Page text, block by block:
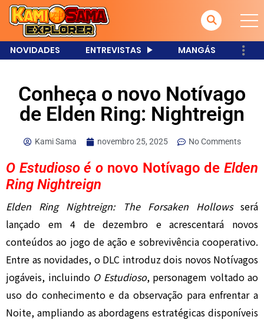
NOVIDADES ENTREVISTAS MANGÁS
Conheça o novo Notívago
de Elden Ring: Nightreign
Kami Sama novembro 25, 2025 No Comments
O Estudioso é o novo Notívago deElden
Ring Nightreign
Elden Ring Nightreign: The Forsaken Hollowsserá
lançado em 4 de dezembro e acrescentará novos
conteúdos ao jogo de ação e sobrevivência cooperativo.
Entre as novidades, o DLC introduz dois novos Notívagos
jogáveis, incluindo O Estudioso, personagem voltado ao
uso do conhecimento e da observação para enfrentar a
Noite, ampliando as abordagens estratégicas disponíveis